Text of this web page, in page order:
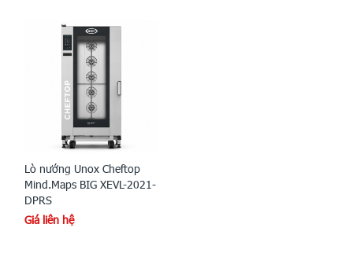
Lò nướng Unox Cheftop
Mind.Maps BIG XEVL-2021-
DPRS
Giá liên hệ